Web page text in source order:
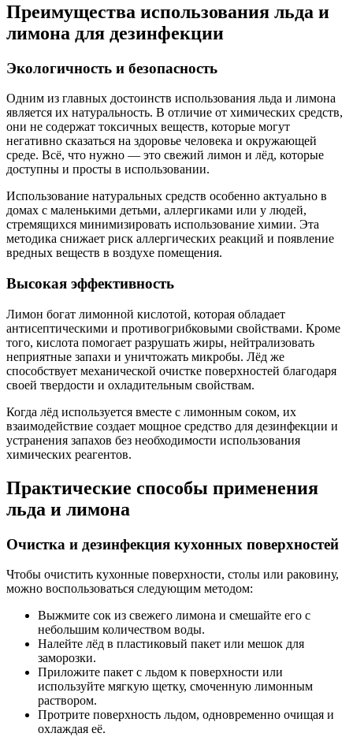
Преимущества использования льда и
лимона для дезинфекции
Экологичность и безопасность
Одним из главных достоинств использования льда и лимона
является их натуральность. В отличие от химических средств,
они не содержат токсичных веществ, которые могут
негативно сказаться на здоровье человека и окружающей
среде. Всё, что нужно — это свежий лимон и лёд, которые
доступны и просты в использовании.
Использование натуральных средств особенно актуально в
домах с маленькими детьми, аллергиками или у людей,
стремящихся минимизировать использование химии. Эта
методика снижает риск аллергических реакций и появление
вредных веществ в воздухе помещения.
Высокая эффективность
Лимон богат лимонной кислотой, которая обладает
антисептическими и противогрибковыми свойствами. Кроме
того, кислота помогает разрушать жиры, нейтрализовать
неприятные запахи и уничтожать микробы. Лёд же
способствует механической очистке поверхностей благодаря
своей твердости и охладительным свойствам.
Когда лёд используется вместе с лимонным соком, их
взаимодействие создает мощное средство для дезинфекции и
устранения запахов без необходимости использования
химических реагентов.
Практические способы применения
льда и лимона
Очистка и дезинфекция кухонных поверхностей
Чтобы очистить кухонные поверхности, столы или раковину,
можно воспользоваться следующим методом:
Выжмите сок из свежего лимона и смешайте его с
небольшим количеством воды.
Налейте лёд в пластиковый пакет или мешок для
заморозки.
Приложите пакет с льдом к поверхности или
используйте мягкую щетку, смоченную лимонным
раствором.
Протрите поверхность льдом, одновременно очищая и
охлаждая её.